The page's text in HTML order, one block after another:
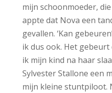
mijn schoonmoeder,
appte dat Nova een
gevallen. ‘Kan
ik dus ook. Het gebeurt
ik mijn kind na haar
Sylvester Stallone een
mijn kleine stuntpiloot.